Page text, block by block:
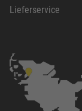
Lieferservice